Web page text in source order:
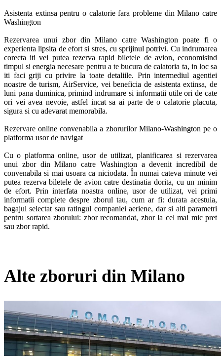
Asistenta extinsa pentru o calatorie fara probleme din Milano catre
Washington
Rezervarea unui zbor din Milano catre Washington poate fi o
experienta lipsita de efort si stres, cu sprijinul potrivi. Cu indrumarea
corecta iti vei putea rezerva rapid biletele de avion, economisind
timpul si energia necesare pentru a te bucura de calatoria ta, in loc sa
iti faci griji cu privire la toate detaliile. Prin intermediul agentiei
noastre de turism, AirService, vei beneficia de asistenta extinsa, de
luni pana duminica, primind indrumare si informatii utile ori de cate
ori vei avea nevoie, astfel incat sa ai parte de o calatorie placuta,
sigura si cu adevarat memorabila.
Rezervare online convenabila a zborurilor Milano-Washington pe o
platforma usor de navigat
Cu o platforma online, usor de utilizat, planificarea si rezervarea
unui zbor din Milano catre Washington a devenit incredibil de
convenabila si mai usoara ca niciodata. În numai cateva minute vei
putea rezerva biletele de avion catre destinatia dorita, cu un minim
de efort. Prin interfata noastra online, usor de utilizat, vei primi
informatii complete despre zborul tau, cum ar fi: durata acestuia,
bagajul selectat sau ratingul companiei aeriene, dar si alti parametri
pentru sortarea zborului: zbor recomandat, zbor la cel mai mic pret
sau zbor rapid.
Alte zboruri din Milano